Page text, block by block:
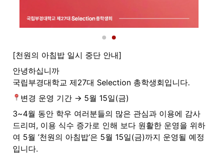
[천원의 아침밥 일시 중단 안내]
안녕하십니까
국립부경대학교 제27대 Selection 총학생회입니다.
변경 운영 기간 → 5월 15일(금)
3~4월 동안 학우 여러분들의 많은 관심과 이용에 감사
드리며, 이용 식수 증가로 인해 보다 원활한 운영을 위하
여 5월 ’천원의 아침밥‘은 5월 15일(금)까지 운영될 예정
입니다.